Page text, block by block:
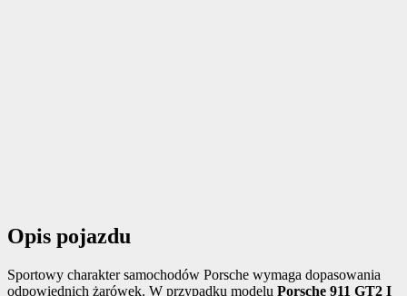
Opis pojazdu
Sportowy charakter samochodów Porsche wymaga dopasowania
odpowiednich żarówek. W przypadku modelu Porsche 911 GT2 I